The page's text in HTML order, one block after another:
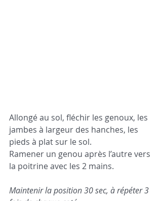
Allongé au sol, fléchir les genoux, les
jambes à largeur des hanches, les
pieds à plat sur le sol.
Ramener un genou après l’autre vers
la poitrine avec les 2 mains.
Maintenir la position 30 sec, à répéter 3